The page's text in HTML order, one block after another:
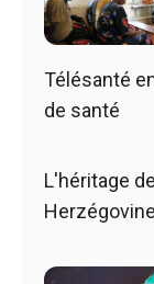
Télésanté
de santé
L'héritage
Herzégovine